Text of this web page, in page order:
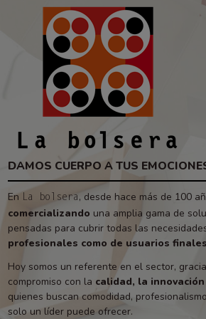
DAMOS CUERPO A TUS
En La bolsera , desde hace más de 100
comercializando una amplia gama de
pensadas para cubrir todas las
profesionales como de usuarios
Hoy somos un referente en el sector,
compromiso con la calidad, la
quienes buscan comodidad,
solo un líder puede ofrecer.